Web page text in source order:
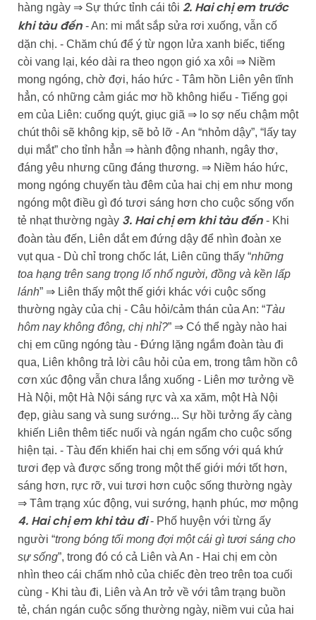
hàng ngày ⇒ Sự thức tỉnh cái tôi 2. Hai chị em trước
khi tàu đến- An: mi mắt sắp sửa rơi xuống, vẫn cố
dặn chị. - Chăm chú để ý từ ngọn lửa xanh biếc, tiếng
còi vang lại, kéo dài ra theo ngọn gió xa xôi ⇒ Niềm
mong ngóng, chờ đợi, háo hức - Tâm hồn Liên yên tĩnh
hẳn, có những cảm giác mơ hồ không hiểu - Tiếng gọi
em của Liên: cuống quýt, giục giã ⇒ lo sợ nếu chậm một
chút thôi sẽ không kịp, sẽ bỏ lỡ - An “nhỏm dậy”, “lấy tay
dụi mắt” cho tỉnh hẳn ⇒ hành động nhanh, ngây thơ,
đáng yêu nhưng cũng đáng thương. ⇒ Niềm háo hức,
mong ngóng chuyến tàu đêm của hai chị em như mong
ngóng một điều gì đó tươi sáng hơn cho cuộc sống vốn
tẻ nhạt thường ngày 3. Hai chị em khi tàu đến- Khi
đoàn tàu đến, Liên dắt em đứng dậy để nhìn đoàn xe
vụt qua - Dù chỉ trong chốc lát, Liên cũng thấy “những
toa hạng trên sang trọng lố nhố người, đồng và kền lấp
lánh” ⇒ Liên thấy một thế giới khác với cuộc sống
thường ngày của chị - Câu hỏi/cảm thán của An: “Tàu
hôm nay không đông, chị nhỉ?” ⇒ Có thể ngày nào hai
chị em cũng ngóng tàu - Đứng lặng ngắm đoàn tàu đi
qua, Liên không trả lời câu hỏi của em, trong tâm hồn cô
cơn xúc động vẫn chưa lắng xuống - Liên mơ tưởng về
Hà Nội, một Hà Nội sáng rực và xa xăm, một Hà Nội
đẹp, giàu sang và sung sướng... Sự hồi tưởng ấy càng
khiến Liên thêm tiếc nuối và ngán ngẩm cho cuộc sống
hiện tại. - Tàu đến khiến hai chị em sống với quá khứ
tươi đẹp và được sống trong một thế giới mới tốt hơn,
sáng hơn, rực rỡ, vui tươi hơn cuộc sống thường ngày
⇒ Tâm trạng xúc động, vui sướng, hạnh phúc, mơ mộng
4. Hai chị em khi tàu đi- Phố huyện với từng ấy
người “trong bóng tối mong đợi một cái gì tươi sáng cho
sự sống”, trong đó có cả Liên và An - Hai chị em còn
nhìn theo cái chấm nhỏ của chiếc đèn treo trên toa cuối
cùng - Khi tàu đi, Liên và An trở về với tâm trạng buồn
tẻ, chán ngán cuộc sống thường ngày, niềm vui của hai